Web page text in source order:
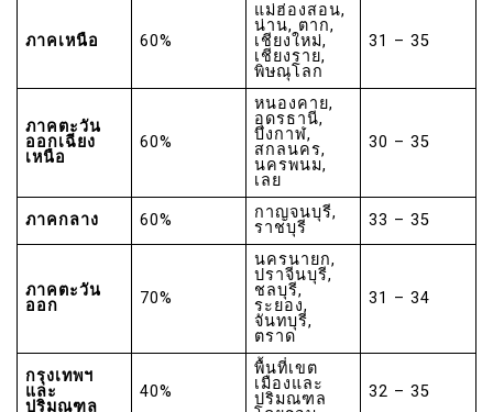
ภาคเหนือ 60%
แม่ฮ่องสอน,
น่าน, ตาก,
เชียงใหม่,
เชียงราย,
พิษณุโลก
31 – 35
ภาคตะวัน
ออกเฉียง
เหนือ
60%
หนองคาย,
อุดรธานี,
บึงกาฬ,
สกลนคร,
นครพนม,
เลย
30 – 35
ภาคกลาง 60%
กาญจนบุรี,
ราชบุรี
33 – 35
ภาคตะวัน
ออก
70%
นครนายก,
ปราจีนบุรี,
ชลบุรี,
ระยอง,
จันทบุรี,
ตราด
31 – 34
กรุงเทพฯ
และ
ปริมณฑล
40%
พื้นที่เขต
เมืองและ
ปริมณฑล
32 – 35